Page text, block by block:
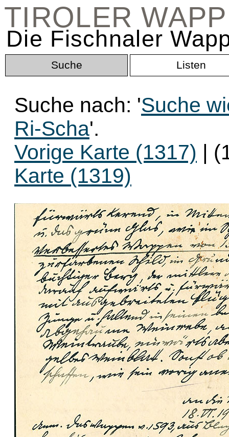
TIROLER
Die Fischnaler
Suche Listen
Suche nach: 'Suche
Ri-Scha'.
Vorige Karte (1317) |
Karte (1319)